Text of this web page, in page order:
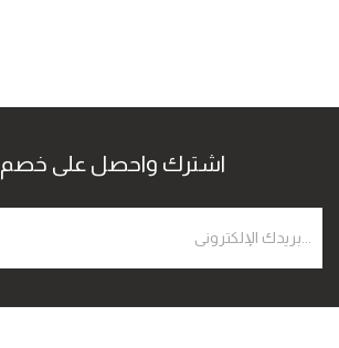
اشترك واحصل على خصم 10%